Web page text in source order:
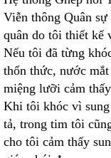
Viễn thông Quân
quân do tôi thiết kế
Nếu tôi đã từng
thổn thức, nước
miệng lưỡi cảm
Khi tôi khóc vì
tả, trong tim tôi
cho tôi cảm thấy